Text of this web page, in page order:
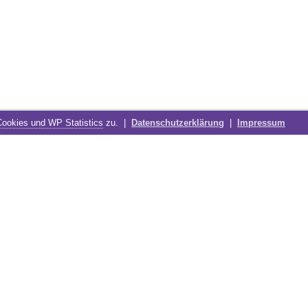
und WP Statistics zu. | Datenschutzerklärung Impressum